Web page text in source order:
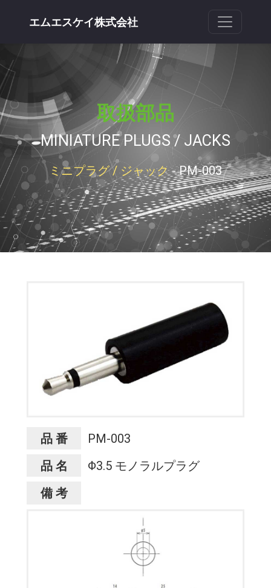
エムエスケイ株式会社
取扱部品
MINIATURE PLUGS / JACKS
ミニプラグ / ジャック- PM-003
品 番
PM-003
品 名
Φ3.5 モノラルプラグ
備 考